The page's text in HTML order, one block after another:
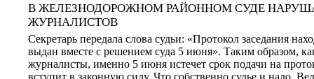
В ЖЕЛЕЗНОДОРОЖНОМ РАЙОННОМ СУДЕ
ЖУРНАЛИСТОВ
Секретарь передала слова судьи: «Протокол заседания
выдан вместе с решением суда 5 июня». Таким образом,
журналисты, именно 5 июня истечет срок подачи на
вступит в законную силу. Что собственно судье и надо.